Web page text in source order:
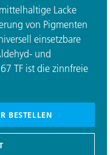
Lacke
von Pigmenten
einsetzbare
und
TF ist die zinnfreie
BESTELLEN